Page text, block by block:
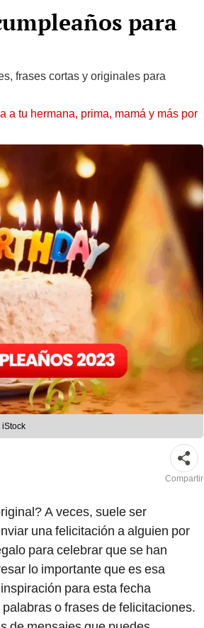
para
frases cortas y originales para
tu hermana, prima, mamá y más por
iStock
Compartir
A veces, suele ser
una felicitación a alguien por
para celebrar que se han
lo importante que es esa
para esta fecha
o frases de felicitaciones.